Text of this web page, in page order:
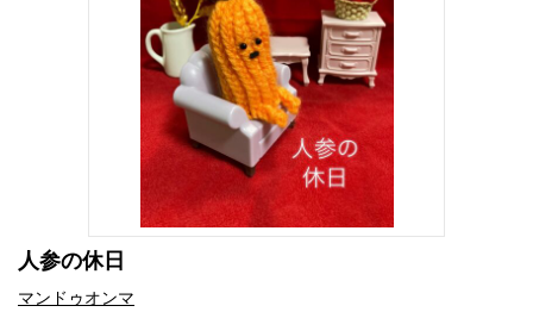
人参の休日
マンドゥオンマ